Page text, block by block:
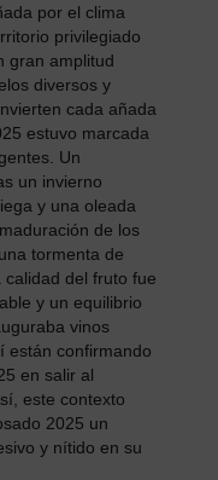
por el clima
privilegiado
gran amplitud
diversos y
cada añada
estuvo marcada
Un
un invierno
y una oleada
de los
tormenta de
del fruto fue
y un equilibrio
vinos
están confirmando
en salir al
este contexto
2025 un
y nítido en su